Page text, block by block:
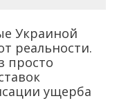
Украиной
реальности.
просто
ущерба